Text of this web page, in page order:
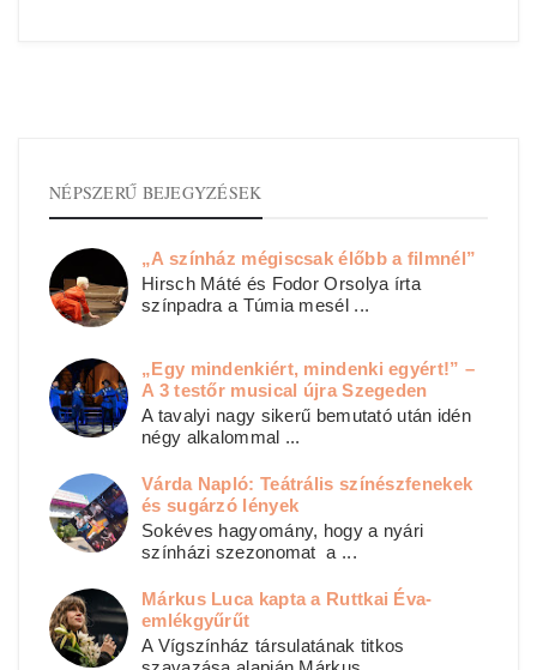
NÉPSZERŰ BEJEGYZÉSEK
„A színház mégiscsak élőbb a filmnél”
Hirsch Máté és Fodor Orsolya írta
színpadra a Túmia mesél ...
„Egy mindenkiért, mindenki egyért!” –
A 3 testőr musical újra Szegeden
A tavalyi nagy sikerű bemutató után idén
négy alkalommal ...
Várda Napló: Teátrális színészfenekek
és sugárzó lények
Sokéves hagyomány, hogy a nyári
színházi szezonomat a ...
Márkus Luca kapta a Ruttkai Éva-
emlékgyűrűt
A Vígszínház társulatának titkos